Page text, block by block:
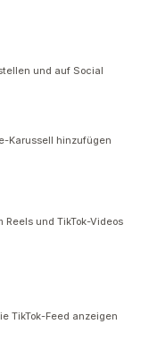
und auf Social
Karussell hinzufügen
Reels und TikTok-Videos
TikTok-Feed anzeigen